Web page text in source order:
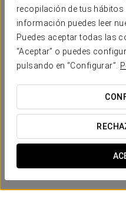
recopilación de tus hábitos
información puedes leer
Puedes aceptar todas las
“Aceptar” o puedes
pulsando en “Configurar”.